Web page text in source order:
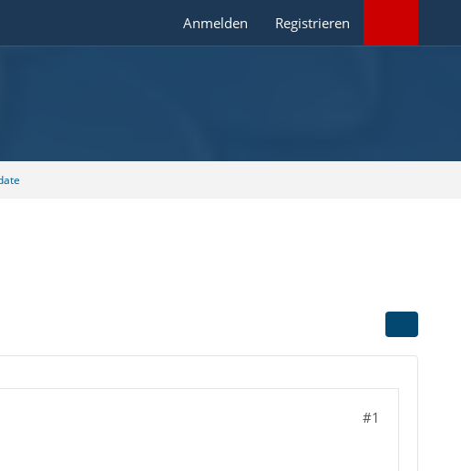
Anmelden Registrieren
#1